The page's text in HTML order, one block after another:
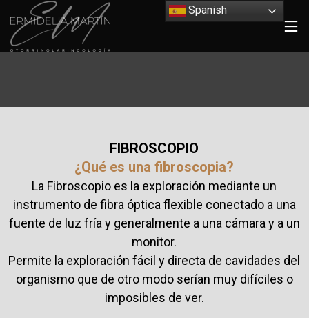
FIBROSCOPIO
¿Qué es una fibroscopia?
La Fibroscopio es la exploración mediante un
instrumento de fibra óptica flexible conectado a una
fuente de luz fría y generalmente a una cámara y a un
monitor.
Permite la exploración fácil y directa de cavidades del
organismo que de otro modo serían muy difíciles o
imposibles de ver.
Spanish